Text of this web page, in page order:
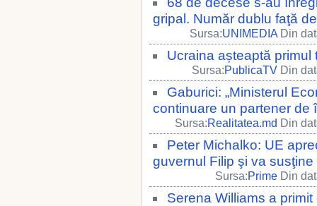
gripal. Număr dublu faţă
Sursa:UNIMEDIA Din
Ucraina așteaptă
Sursa:PublicaTV Din
Gaburici: „Ministerul
continuare un partener de
Sursa:Realitatea.md Din
Peter Michalko: UE
guvernul Filip şi va
Sursa:Prime Din
Serena Williams a